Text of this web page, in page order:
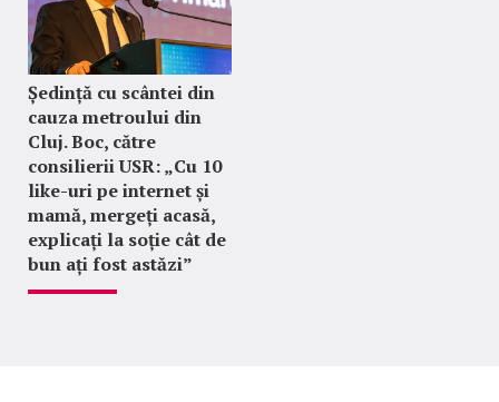
Ședință cu scântei din
cauza metroului din
Cluj. Boc, către
consilierii USR: „Cu 10
like-uri pe internet și
mamă, mergeți acasă,
explicați la soție cât de
bun ați fost astăzi”